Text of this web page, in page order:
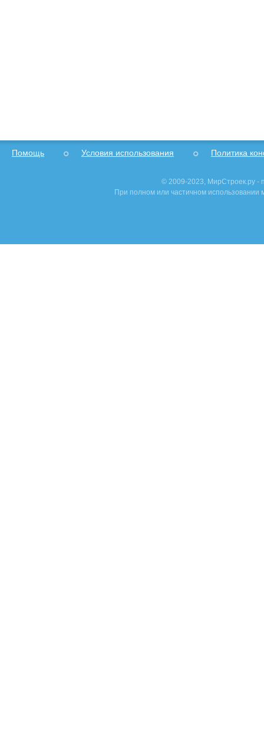
Помощь Условия использования Политика
© 2009-2023, МирСтроек.ру -
При полном или частичном использовании